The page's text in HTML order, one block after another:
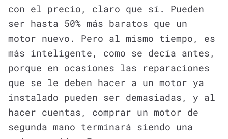
con el precio, claro que sí. Pueden
ser hasta 50% más baratos que un
motor nuevo. Pero al mismo tiempo, es
más inteligente, como se decía antes,
porque en ocasiones las reparaciones
que se le deben hacer a un motor ya
instalado pueden ser demasiadas, y al
hacer cuentas, comprar un motor de
segunda mano terminará siendo una